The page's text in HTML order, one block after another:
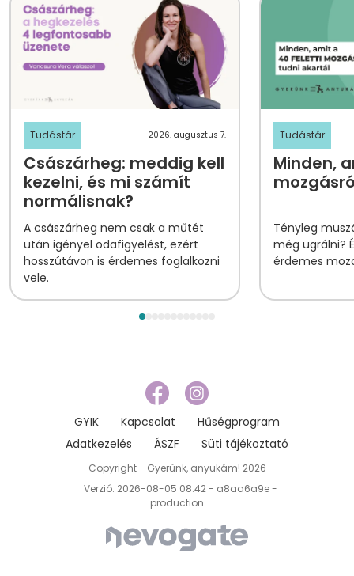
Tudástár 2026. augusztus 7.
Császárheg: meddig kell
kezelni, és mi számít
normálisnak?
A császárheg nem csak a műtét
után igényel odafigyelést, ezért
hosszútávon is érdemes foglalkozni
vele.
Tudástár
Minden,
Tényleg
még ugrálni?
érdemes
GYIK Kapcsolat
Hűségprogram
Adatkezelés
ÁSZF Süti tájékoztató
Copyright - Gyerünk, anyukám! 2026
Verzió: 2026-08-05 08:42 - a8aa6a9e -
production